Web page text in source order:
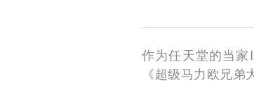
作为任天堂的当
《超级马力欧兄